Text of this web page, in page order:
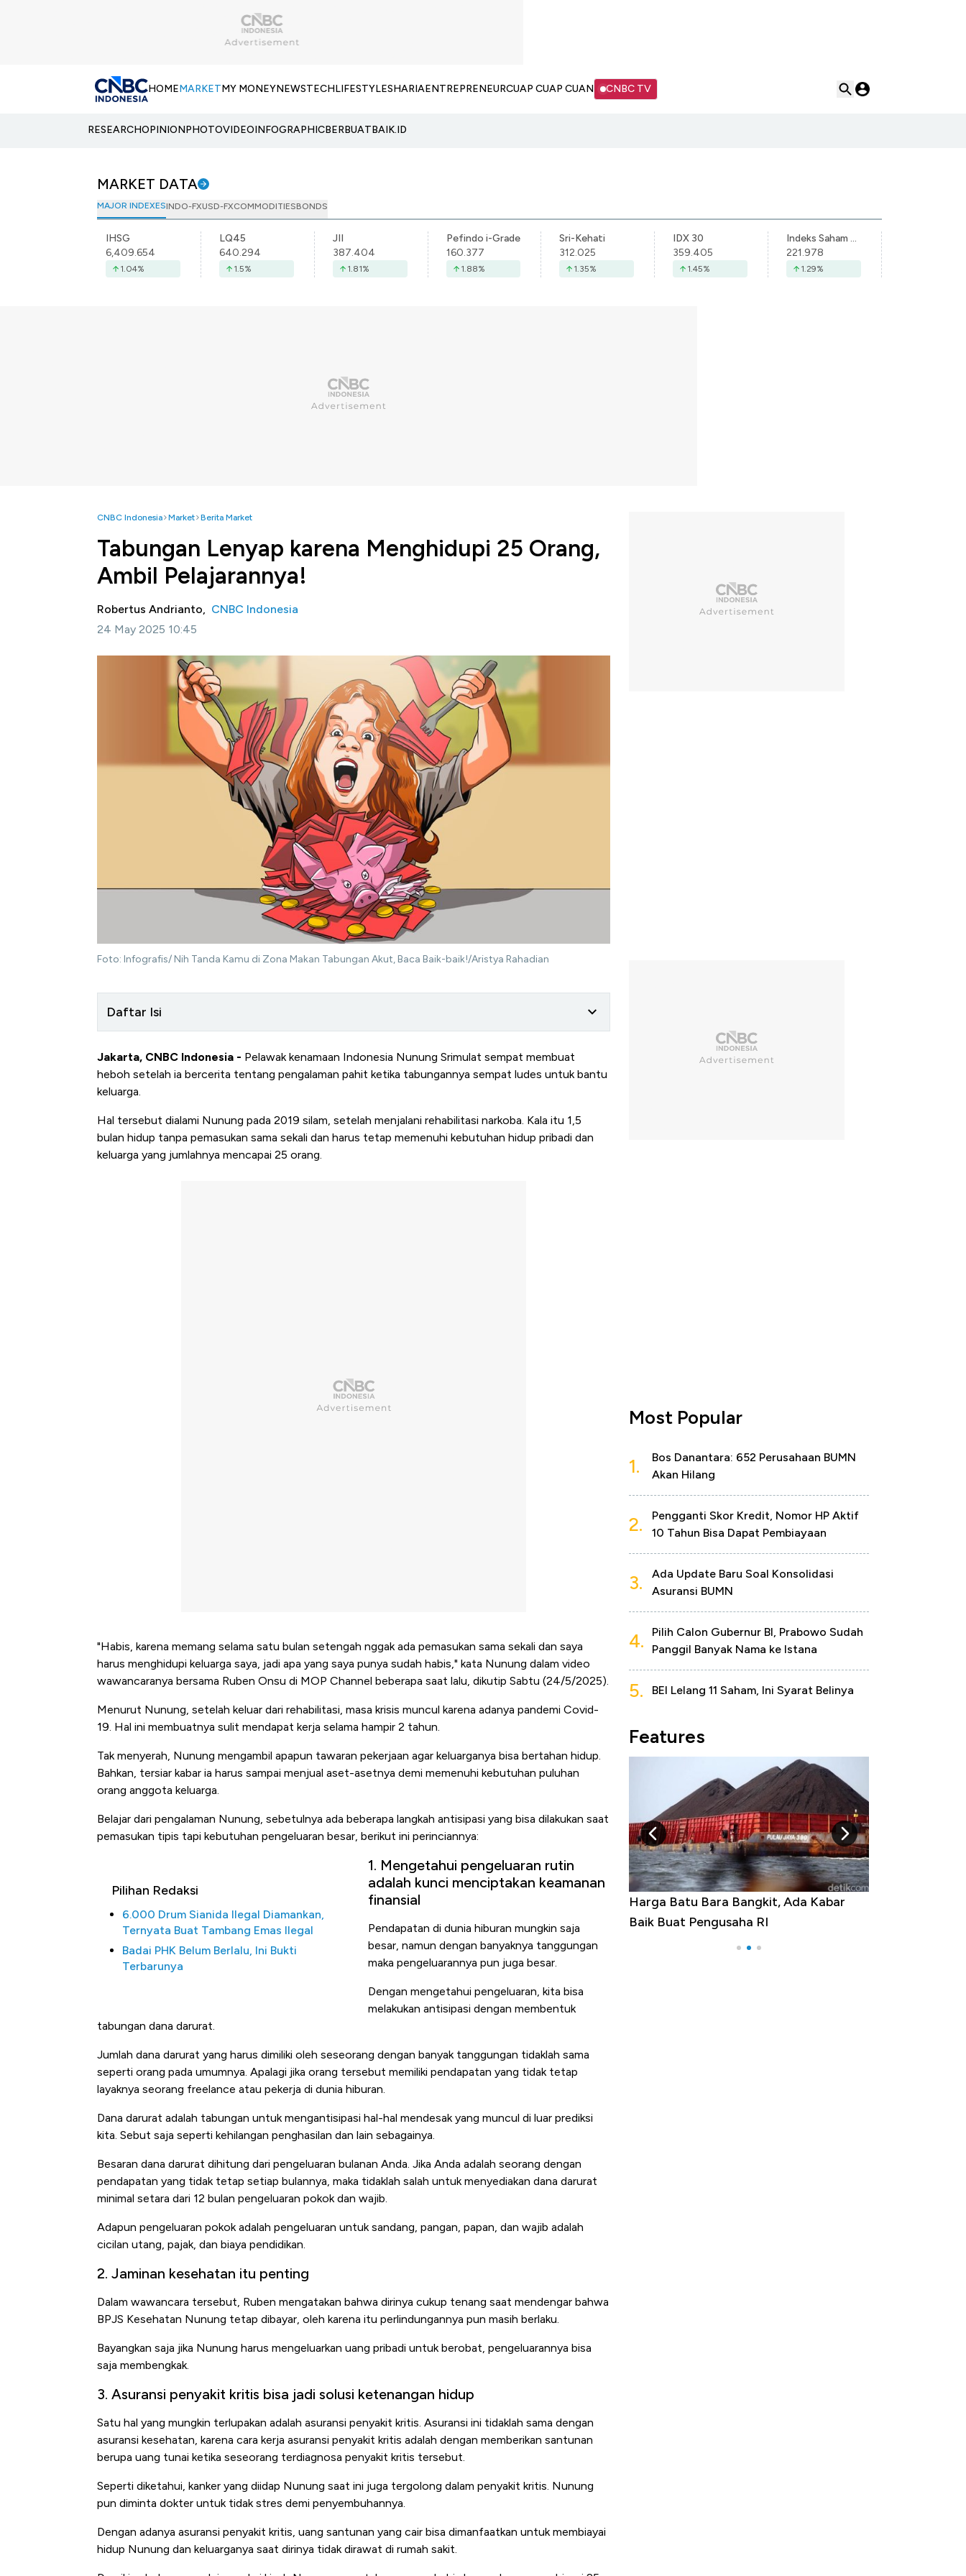
HOMEMARKETMY MONEYNEWSTECHLIFESTYLESHARIAENTREPRENEURCUAP CUAP CUAN CNBC TV
RESEARCHOPINIONPHOTOVIDEOINFOGRAPHICBERBUATBAIK.ID
MARKET DATA
MAJOR INDEXESINDO-FXUSD-FXCOMMODITIESBONDS
IHSG
6,409.654
1.04%
LQ45
640.294
1.5%
JII
387.404
1.81%
Pefindo i-Grade
160.377
1.88%
Sri-Kehati
312.025
1.35%
IDX 30
359.405
1.45%
Indeks Saham Syariah Indonesia
221.978
1.29%
CNBC Indonesia Market Berita Market
Tabungan Lenyap karena Menghidupi 25 Orang,
Ambil Pelajarannya!
Robertus Andrianto, CNBC Indonesia
24 May 2025 10:45
Foto: Infografis/ Nih Tanda Kamu di Zona Makan Tabungan Akut, Baca Baik-baik!/Aristya Rahadian
Daftar Isi
Jakarta, CNBC Indonesia - Pelawak kenamaan Indonesia Nunung Srimulat sempat membuat
heboh setelah ia bercerita tentang pengalaman pahit ketika tabungannya sempat ludes untuk bantu
keluarga.
Hal tersebut dialami Nunung pada 2019 silam, setelah menjalani rehabilitasi narkoba. Kala itu 1,5
bulan hidup tanpa pemasukan sama sekali dan harus tetap memenuhi kebutuhan hidup pribadi dan
keluarga yang jumlahnya mencapai 25 orang.
"Habis, karena memang selama satu bulan setengah nggak ada pemasukan sama sekali dan saya
harus menghidupi keluarga saya, jadi apa yang saya punya sudah habis," kata Nunung dalam video
wawancaranya bersama Ruben Onsu di MOP Channel beberapa saat lalu, dikutip Sabtu (24/5/2025).
Menurut Nunung, setelah keluar dari rehabilitasi, masa krisis muncul karena adanya pandemi Covid-
19. Hal ini membuatnya sulit mendapat kerja selama hampir 2 tahun.
Tak menyerah, Nunung mengambil apapun tawaran pekerjaan agar keluarganya bisa bertahan hidup.
Bahkan, tersiar kabar ia harus sampai menjual aset-asetnya demi memenuhi kebutuhan puluhan
orang anggota keluarga.
Belajar dari pengalaman Nunung, sebetulnya ada beberapa langkah antisipasi yang bisa dilakukan saat
pemasukan tipis tapi kebutuhan pengeluaran besar, berikut ini perinciannya:
Pilihan Redaksi
6.000 Drum Sianida Ilegal Diamankan,
Ternyata Buat Tambang Emas Ilegal
Badai PHK Belum Berlalu, Ini Bukti
Terbarunya
1. Mengetahui pengeluaran rutin
adalah kunci menciptakan keamanan
finansial
Pendapatan di dunia hiburan mungkin saja
besar, namun dengan banyaknya tanggungan
maka pengeluarannya pun juga besar.
Dengan mengetahui pengeluaran, kita bisa
melakukan antisipasi dengan membentuk
tabungan dana darurat.
Jumlah dana darurat yang harus dimiliki oleh seseorang dengan banyak tanggungan tidaklah sama
seperti orang pada umumnya. Apalagi jika orang tersebut memiliki pendapatan yang tidak tetap
layaknya seorang freelance atau pekerja di dunia hiburan.
Dana darurat adalah tabungan untuk mengantisipasi hal-hal mendesak yang muncul di luar prediksi
kita. Sebut saja seperti kehilangan penghasilan dan lain sebagainya.
Besaran dana darurat dihitung dari pengeluaran bulanan Anda. Jika Anda adalah seorang dengan
pendapatan yang tidak tetap setiap bulannya, maka tidaklah salah untuk menyediakan dana darurat
minimal setara dari 12 bulan pengeluaran pokok dan wajib.
Adapun pengeluaran pokok adalah pengeluaran untuk sandang, pangan, papan, dan wajib adalah
cicilan utang, pajak, dan biaya pendidikan.
2. Jaminan kesehatan itu penting
Dalam wawancara tersebut, Ruben mengatakan bahwa dirinya cukup tenang saat mendengar bahwa
BPJS Kesehatan Nunung tetap dibayar, oleh karena itu perlindungannya pun masih berlaku.
Bayangkan saja jika Nunung harus mengeluarkan uang pribadi untuk berobat, pengeluarannya bisa
saja membengkak.
3. Asuransi penyakit kritis bisa jadi solusi ketenangan hidup
Satu hal yang mungkin terlupakan adalah asuransi penyakit kritis. Asuransi ini tidaklah sama dengan
asuransi kesehatan, karena cara kerja asuransi penyakit kritis adalah dengan memberikan santunan
berupa uang tunai ketika seseorang terdiagnosa penyakit kritis tersebut.
Seperti diketahui, kanker yang diidap Nunung saat ini juga tergolong dalam penyakit kritis. Nunung
pun diminta dokter untuk tidak stres demi penyembuhannya.
Dengan adanya asuransi penyakit kritis, uang santunan yang cair bisa dimanfaatkan untuk membiayai
hidup Nunung dan keluarganya saat dirinya tidak dirawat di rumah sakit.
Most Popular
1.
Bos Danantara: 652 Perusahaan BUMN
Akan Hilang
2.
Pengganti Skor Kredit, Nomor HP Aktif
10 Tahun Bisa Dapat Pembiayaan
3.
Ada Update Baru Soal Konsolidasi
Asuransi BUMN
4.
Pilih Calon Gubernur BI, Prabowo Sudah
Panggil Banyak Nama ke Istana
5. BEI Lelang 11 Saham, Ini Syarat Belinya
Features
Langit Dunia, Pembunuh Boeing-Airbus?
Harga Batu Bara Bangkit, Ada Kabar
Baik Buat Pengusaha RI
Harga Emas Jatuh Usai Terbang 3 Hari,
Apa yang Sebenarnya Terjadi?